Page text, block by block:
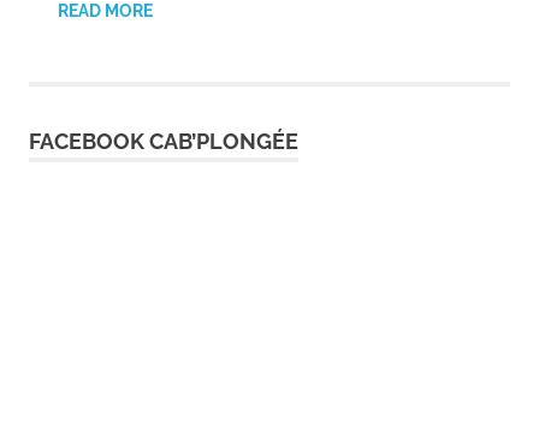
READ MORE
FACEBOOK CAB’PLONGÉE